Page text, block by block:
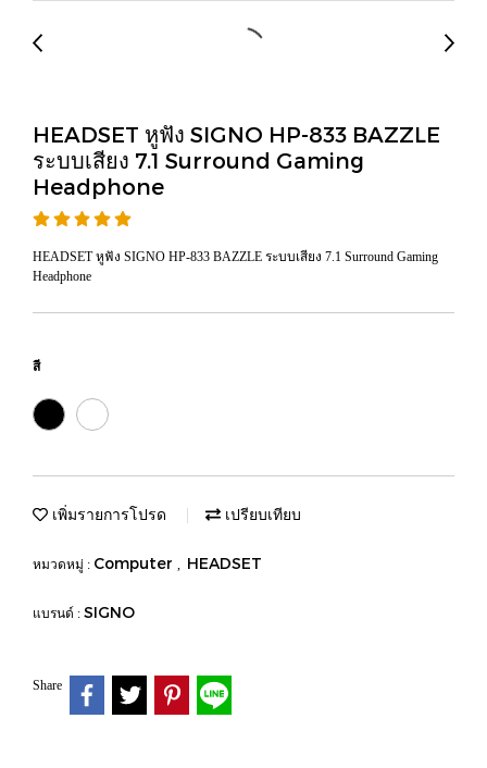
HEADSET หูฟัง SIGNO HP-833 BAZZLE
ระบบเสียง 7.1 Surround Gaming
Headphone
HEADSET หูฟัง SIGNO HP-833 BAZZLE ระบบเสียง 7.1 Surround Gaming
Headphone
สี
เพิ่มรายการโปรด เปรียบเทียบ
หมวดหมู่ : Computer , HEADSET
แบรนด์ : SIGNO
Share